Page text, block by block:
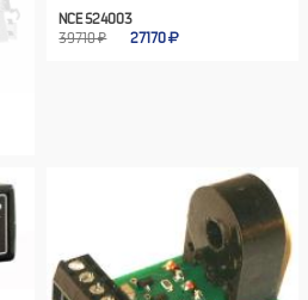
NCE 524003
39710 ₽
27170